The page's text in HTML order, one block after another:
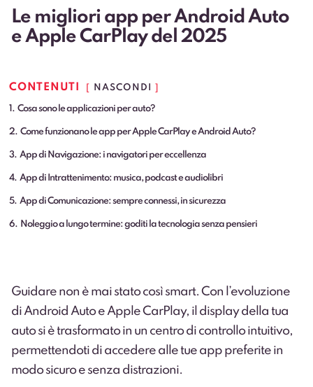
Le migliori app per Android Auto
e Apple CarPlay del 2025
CONTENUTI NASCONDI
Cosa sono le applicazioni per auto?
2 Come funzionano le app per Apple CarPlay e Android Auto?
3 App di Navigazione: i navigatori per eccellenza
4 App di Intrattenimento: musica, podcast e audiolibri
5 App di Comunicazione: sempre connessi, in sicurezza
6 Noleggio a lungo termine: goditi la tecnologia senza pensieri
Guidare non è mai stato così smart. Con l’evoluzione
di Android Auto e Apple CarPlay, il display della tua
auto si è trasformato in un centro di controllo intuitivo,
permettendoti di accedere alle tue app preferite in
modo sicuro e senza distrazioni.